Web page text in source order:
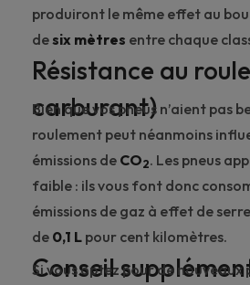
produiront le même effet au
desix mètres entre chaque
Résistance au
carburant)
Bien que vos pneus n’aient pas
roulement peut néanmoins
émissions de CO2. Les pneus
faible : ils vous font donc
émissions de gaz à effet de
de 0,1 L pour cent kilomètres.
Conseil
Si vous optez pour de